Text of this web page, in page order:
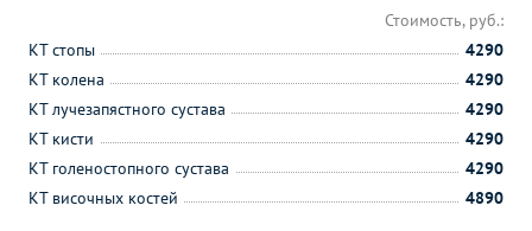
Стоимость, руб.:
КТ стопы
4290
КТ колена
4290
КТ лучезапястного сустава
4290
КТ кисти
4290
КТ голеностопного сустава
4290
КТ височных костей
4890